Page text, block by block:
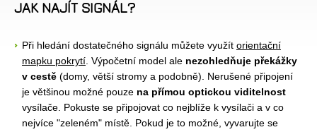
JAK NAJÍT SIGNÁL?
Při hledání dostatečného signálu můžete využít orientační
mapku pokrytí . Výpočetní model ale nezohledňuje překážky
v cestě (domy, větší stromy a podobně). Nerušené připojení
je většinou možné pouze na přímou optickou viditelnost
vysílače. Pokuste se připojovat co nejblíže k vysílači a v co
nejvíce "zeleném" místě. Pokud je to možné, vyvarujte se